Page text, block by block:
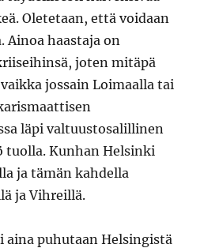
Oletetaan, että voidaan
Ainoa haastaja on
joten mitäpä
jossain Loimaalla tai
läpi valtuustosalillinen
tuolla. Kunhan Helsinki
ja tämän kahdella
ja Vihreillä.
aina puhutaan Helsingistä